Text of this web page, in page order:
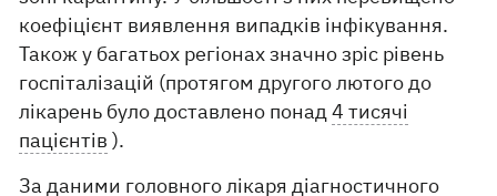
коефіцієнт виявлення випадків інфікування.
Також у багатьох регіонах значно зріс рівень
госпіталізацій (протягом другого лютого до
лікарень було доставлено понад4 тисячі
пацієнтів ).
За даними головного лікаря діагностичного